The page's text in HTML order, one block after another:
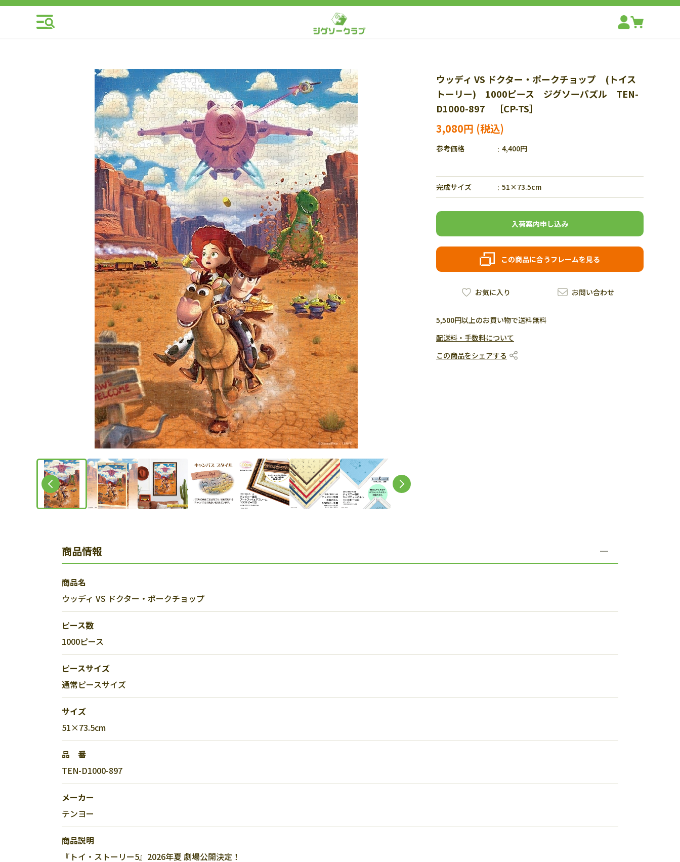
ウッディ VS ドクター・ポークチョップ (トイス
トーリー) 1000ピース ジグソーパズル TEN-
D1000-897 ［CP-TS］
3,080円
参考価格 4,400円
完成サイズ 51×73.5cm
この商品に合うフレームを見る
入荷案内申し込み
お問い合わせ
お気に入り
5,500円以上のお買い物で送料無料
配送料・手数料について
この商品をシェアする
商品情報
商品名
ウッディ VS ドクター・ポークチョップ
ピース数
1000ピース
ピースサイズ
通常ピースサイズ
サイズ
51×73.5cm
品 番
TEN-D1000-897
メーカー
テンヨー
商品説明
『トイ・ストーリー5』2026年夏 劇場公開決定！